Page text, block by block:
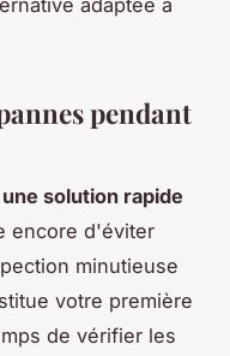
adaptée à
pendant
solution rapide
encore d'éviter
minutieuse
votre première
de vérifier les